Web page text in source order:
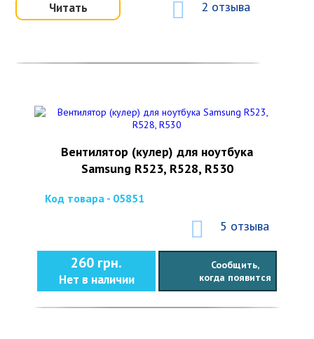
Читать 2 отзыва
Вентилятор (кулер) для ноутбука
Samsung R523, R528, R530
Код товара - 05851
5 отзыва
260 грн.
Нет в наличии
Сообщить,
когда появится